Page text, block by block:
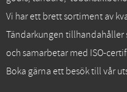
Vi har ett brett sortiment av
Tändarkungen
och samarbetar med ISO-
Boka gärna ett besök till vår